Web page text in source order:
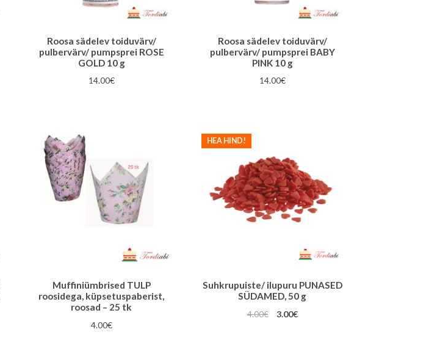
Roosa sädelev toiduvärv/
pulbervärv/ pumpsprei ROSE
GOLD 10 g
14.00€
Roosa sädelev toiduvärv/
pulbervärv/ pumpsprei BABY
PINK 10 g
14.00€
Muffiniümbrised TULP
roosidega, küpsetuspaberist,
roosad – 25 tk
4.00€
Suhkrupuiste/ ilupuru PUNASED
SÜDAMED, 50 g
HEA HIND!
4.00€
Algne
3.00€Praegune